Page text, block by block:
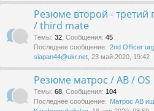
Резюме второй -
/ third mate
Темы: 32 Сообщения: 45
Последнее сообщение: 2nd Officer
siapan44@ukr.net , 23 май 2020, 19:42
Резюме матрос / AB / OS
Темы: 68 Сообщения: 104
Последнее сообщение: Матрос АВ